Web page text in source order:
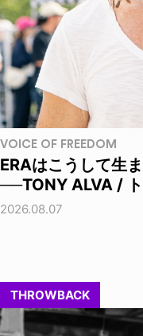
VOICE OF FREEDOM
ERAはこうして生
──TONY ALVA /
2026.08.07
THROWBACK